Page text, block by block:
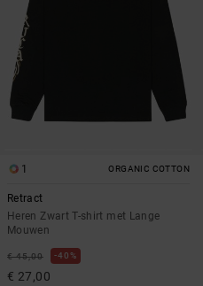
1 ORGANIC COTTON
Retract
Heren Zwart T-shirt met Lange
Mouwen
€ 45,00 40%
€ 27,00